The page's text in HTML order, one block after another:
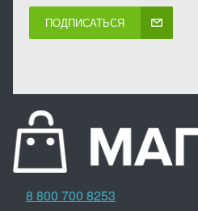
ПОДПИСАТЬСЯ
8 800 700 8253